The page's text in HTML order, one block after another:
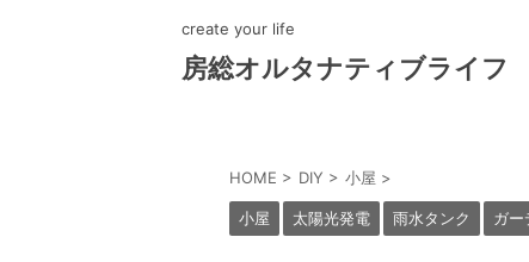
create your life
房総オルタナティブライフ
HOME > DIY > 小屋 >
小屋 太陽光発電 雨水タンク ガー